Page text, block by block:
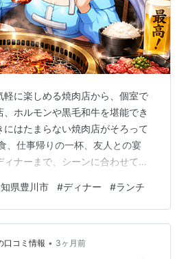
軽に楽しめる焼肉店から、個室で
ホルモンや黒毛和牛を堪能でき
はたまらない焼肉店がそろって
、仕事帰りの一杯、友人との宴
ナーまで、シーンに合わせて選
舗を紹介します。 焼肉割烹 月と
細 「焼肉割烹 月と蓮」は、豊川
です。公式情報ではランチとディ
り、昼から焼肉を楽しみたい方
県豊川市 #ディナー #ランチ
口コミ情報 • 3ヶ月前